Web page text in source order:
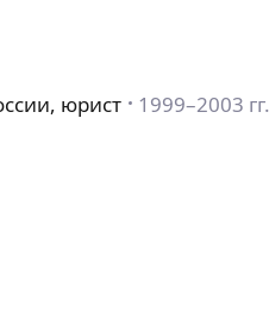
юрист 1999–2003 гг.